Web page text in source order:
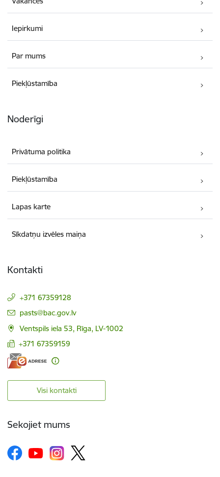
Iepirkumi
Par mums
Piekļūstamība
Noderīgi
Privātuma politika
Piekļūstamība
Lapas karte
Sīkdatņu izvēles maiņa
Kontakti
+371 67359128
E-pasts:
pasts@bac.gov.lv
Ventspils iela 53, Rīga, LV-1002
+371 67359159
Visi kontakti
Sekojiet mums